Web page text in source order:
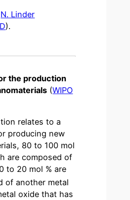
N. Linder
).
the production
(WIPO
relates to a
producing new
80 to 100 mol
are composed of
to 20 mol % are
of another metal
oxide that has